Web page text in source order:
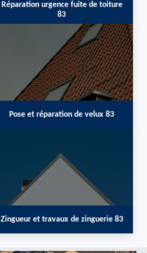
Réparation urgence fuite de toiture
83
Pose et réparation de velux 83
Zingueur et travaux de zinguerie 83